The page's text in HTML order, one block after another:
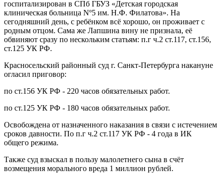
госпитализирован в СПб ГБУЗ «Детская городская
клиническая больница Nº5 им. Н.Ф. Филатова». На
сегодняшний день, с ребёнком всё хорошо, он проживает с
родным отцом. Сама же Лапшина вину не признала, её
обвиняют сразу по нескольким статьям: п.г ч.2 ст.117, ст.156,
ст.125 УК РФ.
Красносельский районный суд г. Санкт-Петербурга накануне
огласил приговор:
по ст.156 УК РФ - 220 часов обязательных работ.
по ст.125 УК РФ - 180 часов обязательных работ.
Освобождена от назначенного наказания в связи с истечением
сроков давности. По п.г ч.2 ст.117 УК РФ - 4 года в ИК
общего режима.
Также суд взыскал в пользу малолетнего сына в счёт
возмещения морального вреда 1 миллион рублей.